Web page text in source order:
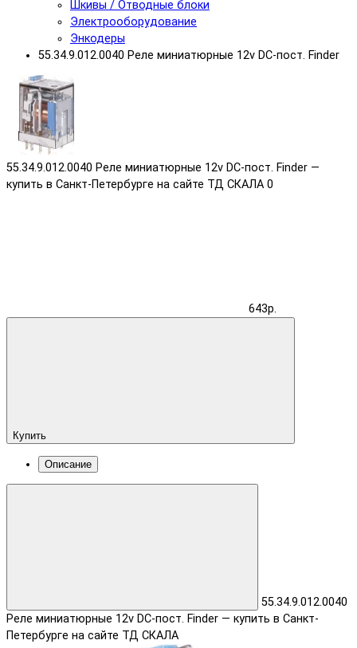
Шкивы / Отводные блоки
Электрооборудование
Энкодеры
55.34.9.012.0040 Реле миниатюрные 12v DC-пост. Finder
55.34.9.012.0040 Реле миниатюрные 12v DC-пост. Finder —
купить в Санкт-Петербурге на сайте ТД СКАЛА 0
643р.
Купить
Описание
55.34.9.012.0040
Реле миниатюрные 12v DC-пост. Finder — купить в Санкт-
Петербурге на сайте ТД СКАЛА